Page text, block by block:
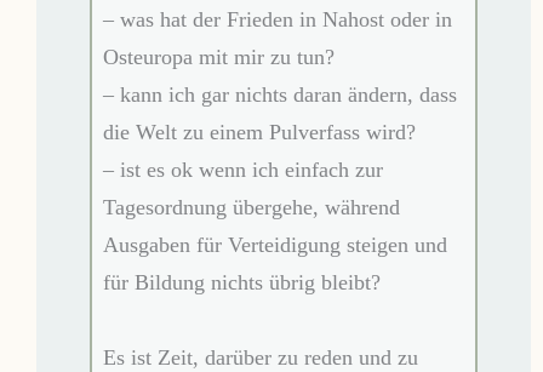
– was hat der Frieden in Nahost oder in
Osteuropa mit mir zu tun?
– kann ich gar nichts daran ändern, dass
die Welt zu einem Pulverfass wird?
– ist es ok wenn ich einfach zur
Tagesordnung übergehe, während
Ausgaben für Verteidigung steigen und
für Bildung nichts übrig bleibt?
Es ist Zeit, darüber zu reden und zu